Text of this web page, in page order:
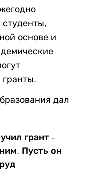
студенты,
основе и
гранты.
дал
грант -
Пусть он